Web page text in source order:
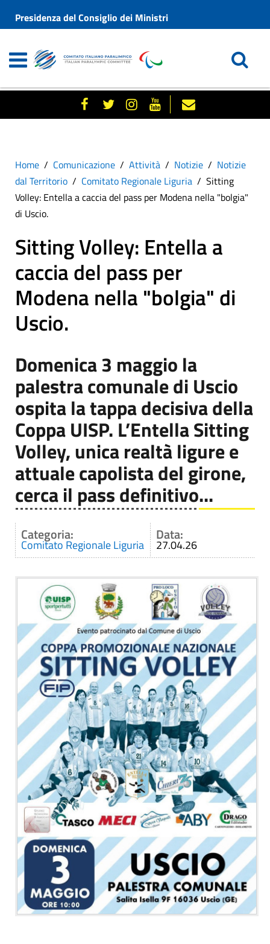
Presidenza del Consiglio dei Ministri
Home Comunicazione Attività Notizie
Notizie
dal Territorio
Comitato Regionale Liguria
Sitting
Volley: Entella a caccia del pass per Modena nella "bolgia"
di Uscio.
Sitting Volley: Entella a
caccia del pass per
Modena nella "bolgia" di
Uscio.
Domenica 3 maggio la
palestra comunale di Uscio
ospita la tappa decisiva della
Coppa UISP. L’Entella Sitting
Volley, unica realtà ligure e
attuale capolista del girone,
cerca il pass definitivo...
Categoria:
Comitato Regionale Liguria
Data:
27.04.26